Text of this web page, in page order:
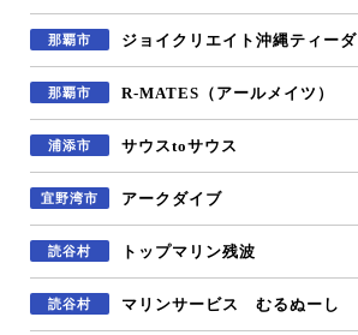
那覇市 ジョイクリエイト沖縄ティーダ
那覇市 R-MATES（アールメイツ）
浦添市 サウスtoサウス
宜野湾市 アークダイブ
読谷村 トップマリン残波
読谷村 マリンサービス むるぬーし